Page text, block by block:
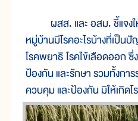
ผสส. และ อสม. ชี้แจงให้
หมู่บ้านมีโรคอะไรบ้างที่เป็นปั
โรคพยาธิ โรคไข้เลือดออก ซึ่
ป้องกัน และรักษา รวมทั้งกา
ควบคุม และป้องกัน มิให้เกิดโ